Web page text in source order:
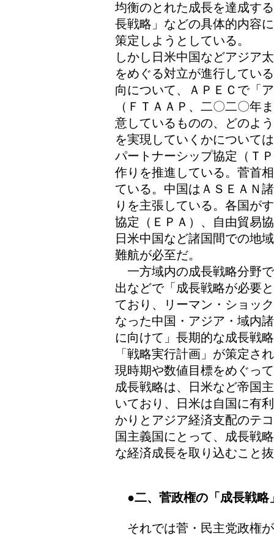
均衡のとれた成長を達成す
長戦略」などの具体的内容
策定しようとしている。
しかし日米中国などアジア
をめぐる対立が進行してい
向について、ＡＰＥＣで「
（ＦＴＡＡＰ、二〇二〇年
意しているものの、どのよ
を実現していくかについて
パートナーシップ協定（Ｔ
作りを推進している。菅首
ている。中国はＡＳＥＡＮ
りを主張している。各国が
協定（ＥＰＡ）、自由貿易
日米中国など諸国間での地
難航が必至だ。
一方域内の成長戦略分野
出などで「成長戦略が必要
ており、リーマン・ショッ
なった中国・アジア・域内
に向けて」長期的な成長戦
「戦略実行計画」が策定さ
現時期や数値目標をめぐっ
成長戦略は、日米など帝国
いており、日米は自国に有
かりとアジア経済支配のテ
国主義国にとって、成長戦
な経済成長を取り込むこと
●二、菅政権の「成長戦略
それでは菅・民主党政権